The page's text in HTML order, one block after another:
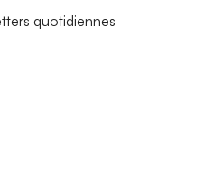
quotidiennes